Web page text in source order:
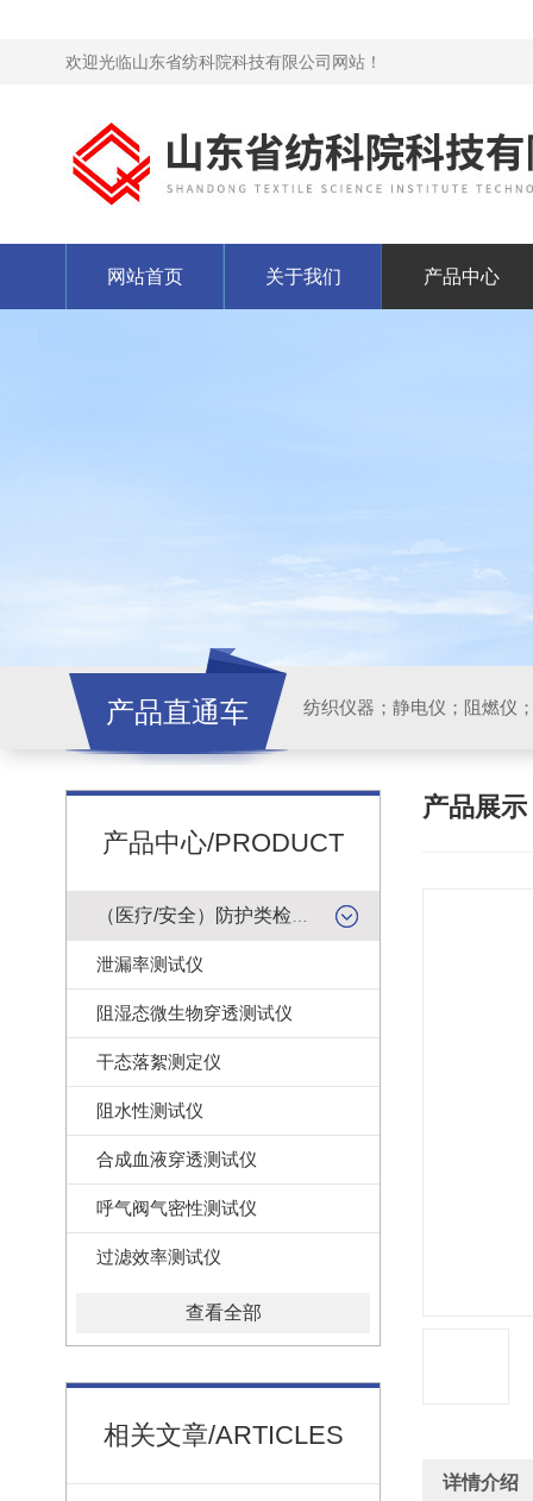
欢迎光临山东省纺科院科技有限公司网站！
网站首页 关于我们 产品中心
产品直通车 纺织仪器；静电仪；阻燃仪
产品展示
详情介绍
产品中心/PRODUCT
泄漏率测试仪
阻湿态微生物穿透测试仪
干态落絮测定仪
阻水性测试仪
合成血液穿透测试仪
呼气阀气密性测试仪
过滤效率测试仪
查看全部
相关文章/ARTICLES